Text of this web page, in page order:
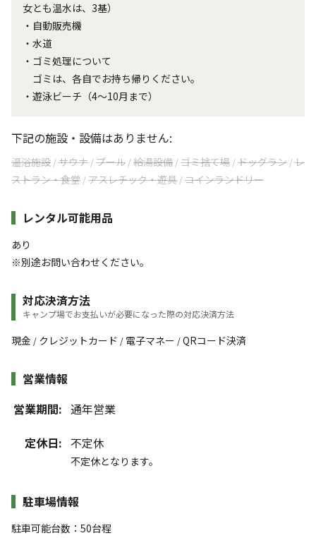
女とも温水は、3基）
・自動販売機
・水道
・ゴミ処理について
ゴミは、各自でお持ち帰りください。
・遊泳ビーチ（4～10月まで）
下記の施設・設備はありません:
温浴施設 /サウナ /プール /給湯設備 /ゴミ捨て場 /ドッグラン /レ
ストラン・食堂 /アスレチック・遊具 /コインランドリー
レンタル可能用品
あり
※別途お問い合わせください。
対応決済方法
キャンプ場でお支払いが必要になった際の対応決済方法
現金 / クレジットカード / 電子マネー /QRコード決済
営業情報
営業期間: 通年営業
定休日: 不定休
不定休となります。
駐車場情報
駐車可能台数：50台程